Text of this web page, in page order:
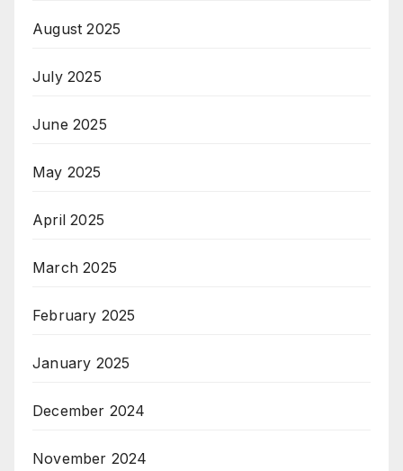
August 2025
July 2025
June 2025
May 2025
April 2025
March 2025
February 2025
January 2025
December 2024
November 2024